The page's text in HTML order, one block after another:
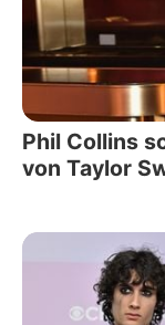
Phil Collins
von Taylor